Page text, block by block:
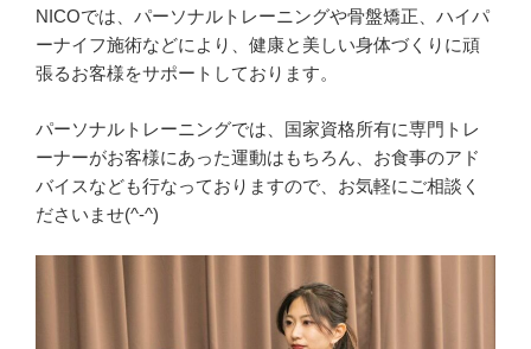
NICOでは、パーソナルトレーニングや骨盤矯正、ハイパ
ーナイフ施術などにより、健康と美しい身体づくりに頑
張るお客様をサポートしております。
パーソナルトレーニングでは、国家資格所有に専門トレ
ーナーがお客様にあった運動はもちろん、お食事のアド
バイスなども行なっておりますので、お気軽にご相談く
ださいませ(^-^)